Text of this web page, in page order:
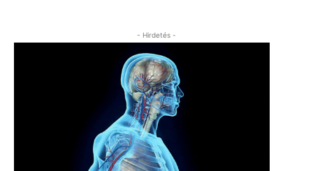
- Hirdetés -